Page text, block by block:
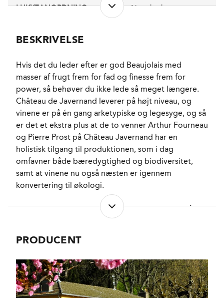
LUKKEANORDNING
Naturkork
ANTAL FLASKER PRODUCERET
PH-VÆRDI
3,43
RESTSUKKER
0,1 g/l
SYREINDHOLD
3,43 g/l
SVOVLINDHOLD
40 mg/l
LAGRING
10 måneder i neutrale
tanke.
FORVENTET HOLDBARHED
3-5 år fra høståret.
SERVERINGS-TEMPERATUR
13 - 15°C
EMBALLAGETYPE
Flaske (75 cl)
VARENR.
PASSER GODT TIL
KARAKTERISTIKA
Fyldig, Aromatisk,
Frugtig, Charmerende,
Tør
VINIFIKATION
Gær
BESKRIVELSE
Hvis det du leder efter er god Beaujolais med
masser af frugt frem for fad og finesse frem for
power, så behøver du ikke lede så meget længere.
Château de Javernand leverer på højt niveau, og
vinene er på én gang arketypiske og legesyge, og så
er det et ekstra plus at de to venner Arthur Fourneau
og Pierre Prost på Château Javernand har en
holistisk tilgang til produktionen, som i dag
omfavner både bæredygtighed og biodiversitet,
samt at vinene nu også næsten er igennem
konvertering til økologi.
For eksempel har de parceller med omkring 60 år
gamle vinstokke, som leverer frugten til denne
2013, og egentlig skulle denne 2024’er have båret
nogle datoer for underskrift og fremsendelse af
dokumenter som smuttede.
PRODUCENT